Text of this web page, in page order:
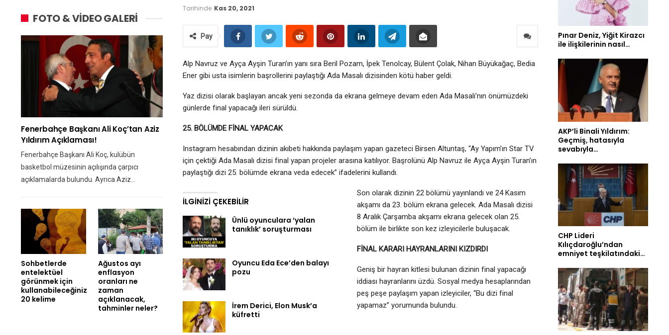
Tarihinde Kas 20, 2021
Pay
Alp Navruz ve Ayça Ayşin Turan’ın yanı sıra Beril Pozam, İpek Tenolcay, Bülent Çolak, Nihan Büyükağaç, Bedia
Ener gibi usta isimlerin başrollerini paylaştığı Ada Masalı dizisinden kötü haber geldi.
Yaz dizisi olarak başlayan ancak yeni sezonda da ekrana gelmeye devam eden Ada Masalı’nın önümüzdeki
günlerde final yapacağı ileri sürüldü.
25. BÖLÜMDE FİNAL YAPACAK
Instagram hesabından dizinin akıbeti hakkında paylaşım yapan gazeteci Birsen Altuntaş, “Ay Yapım’ın Star TV
için çektiği Ada Masalı dizisi final yapan projeler arasına katılıyor. Başrolünü Alp Navruz ile Ayça Ayşin Turan’ın
paylaştığı dizi 25. bölümde ekrana veda edecek” ifadelerini kullandı.
İLGINIZI ÇEKEBILIR
Ünlü oyunculara ‘yalan
tanıklık’ soruşturması
Oyuncu Eda Ece’den balayı
pozu
İrem Derici, Elon Musk’a
küfretti
Son olarak dizinin 22 bölümü yayınlandı ve 24 Kasım
akşamı da 23. bölüm ekrana gelecek. Ada Masalı dizisi
8 Aralık Çarşamba akşamı ekrana gelecek olan 25.
bölüm ile birlikte son kez izleyicilerle buluşacak.
FİNAL KARARI HAYRANLARINI KIZDIRDI
Geniş bir hayran kitlesi bulunan dizinin final yapacağı
iddiası hayranlarını üzdü. Sosyal medya hesaplarından
peş peşe paylaşım yapan izleyiciler, “Bu dizi final
yapamaz” yorumunda bulundu.
FOTO & VİDEO GALERİ
Fenerbahçe Başkanı Ali Koç’tan Aziz
Yıldırım Açıklaması!
Fenerbahçe Başkanı Ali Koç, kulübün
basketbol müzesinin açılışında çarpıcı
açıklamalarda bulundu. Ayrıca Aziz…
Sohbetlerde
entelektüel
görünmek için
kullanabileceğiniz
20 kelime
Ağustos ayı
enflasyon
oranları ne
zaman
açıklanacak,
tahminler neler?
Pınar Deniz, Yiğit Kirazcı
ile ilişkilerinin nasıl…
AKP’li Binali Yıldırım:
Geçmiş, hatasıyla
sevabıyla…
CHP Lideri
Kılıçdaroğlu’ndan
emniyet teşkilatındaki…